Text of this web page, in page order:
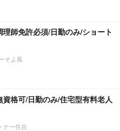
理師免許必須/日勤のみ/ショート
そよ風
資格可/日勤のみ/住宅型有料老人
ナー住吉